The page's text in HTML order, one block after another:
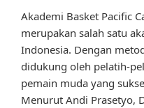
Akademi Basket Pacific
merupakan salah satu
Indonesia. Dengan
didukung oleh pelatih-
pemain muda yang
Menurut Andi Prasetyo,